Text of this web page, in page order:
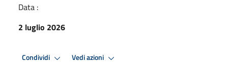
Data :
2 luglio 2026
Condividi Vedi azioni